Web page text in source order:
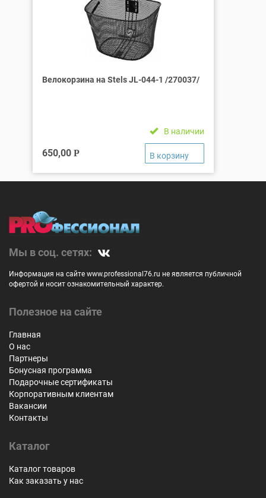
Велокорзина на Stels JL-044-1 /270037/
В наличии
650,00 Р
Мы в соц. сетях:
Информация на сайте www.professional76.ru не является публичной
офертой и носит ознакомительный характер.
Полезное на сайте
Главная
О нас
Партнеры
Бонусная программа
Подарочные сертификаты
Корпоративным клиентам
Вакансии
Контакты
Каталог
Каталог товаров
Как заказать у нас